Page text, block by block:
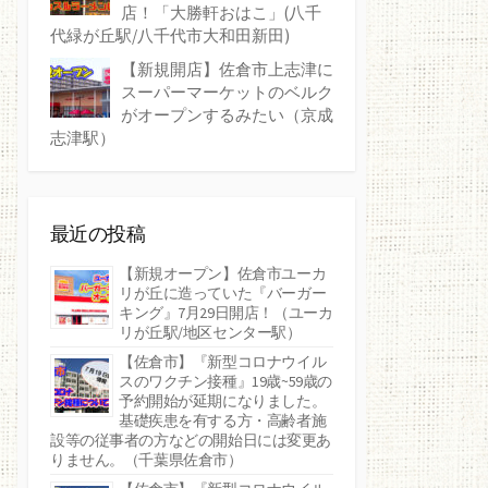
店！「大勝軒おはこ」(八千
代緑が丘駅/八千代市大和田新田)
【新規開店】佐倉市上志津に
スーパーマーケットのベルク
がオープンするみたい（京成
志津駅）
最近の投稿
【新規オープン】佐倉市ユーカ
リが丘に造っていた『バーガー
キング』7月29日開店！（ユーカ
リが丘駅/地区センター駅）
【佐倉市】『新型コロナウイル
スのワクチン接種』19歳~59歳の
予約開始が延期になりました。
基礎疾患を有する方・高齢者施
設等の従事者の方などの開始日には変更あ
りません。（千葉県佐倉市）